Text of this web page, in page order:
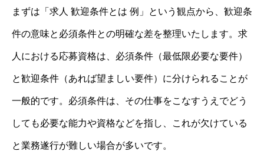
まずは「求人 歓迎条件とは 例」という観点から、歓迎条
件の意味と必須条件との明確な差を整理いたします。求
人における応募資格は、必須条件（最低限必要な要件）
と歓迎条件（あれば望ましい要件）に分けられることが
一般的です。必須条件は、その仕事をこなすうえでどう
しても必要な能力や資格などを指し、これが欠けている
と業務遂行が難しい場合が多いです。